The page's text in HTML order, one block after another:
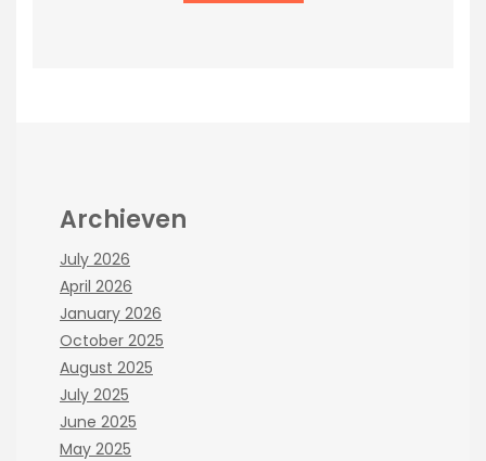
Archieven
July 2026
April 2026
January 2026
October 2025
August 2025
July 2025
June 2025
May 2025